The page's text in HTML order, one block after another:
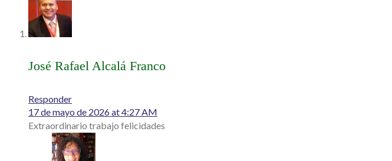
José Rafael Alcalá Franco
Responder
17 de mayo de 2026 at 4:27 AM
Extraordinario trabajo felicidades